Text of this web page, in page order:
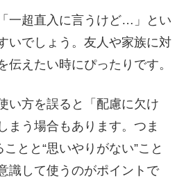
一超直入に言うけど…」とい
いでしょう。友人や家族に対
伝えたい時にぴったりです。
い方を誤ると「配慮に欠け
まう場合もあります。つま
ことと“思いやりがない”こと
識して使うのがポイントで